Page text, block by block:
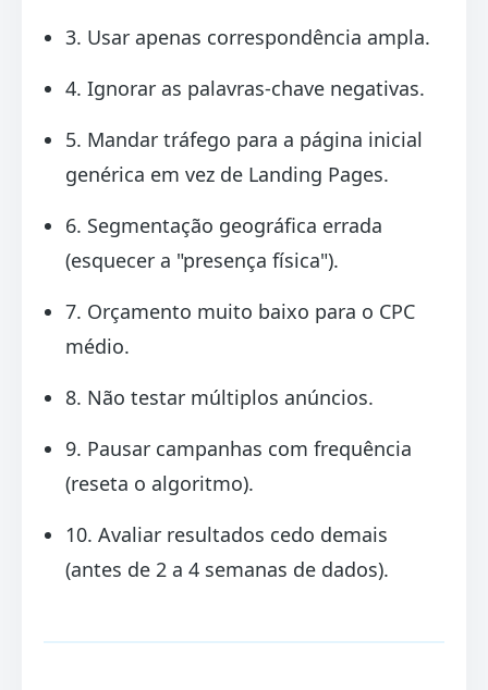
3. Usar apenas correspondência ampla.
4. Ignorar as palavras-chave negativas.
5. Mandar tráfego para a página inicial
genérica em vez de Landing Pages.
6. Segmentação geográfica errada
(esquecer a "presença física").
7. Orçamento muito baixo para o CPC
médio.
8. Não testar múltiplos anúncios.
9. Pausar campanhas com frequência
(reseta o algoritmo).
10. Avaliar resultados cedo demais
(antes de 2 a 4 semanas de dados).